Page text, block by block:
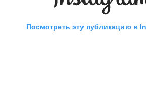
Посмотреть эту публикацию в